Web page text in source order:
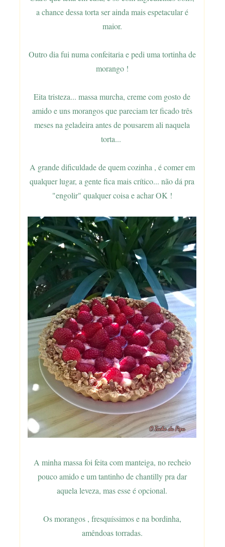
a chance dessa torta ser ainda mais espetacular é
maior.
Outro dia fui numa confeitaria e pedi uma tortinha de
morango !
Eita tristeza... massa murcha, creme com gosto de
amido e uns morangos que pareciam ter ficado três
meses na geladeira antes de pousarem ali naquela
torta...
A grande dificuldade de quem cozinha , é comer em
qualquer lugar, a gente fica mais crítico... não dá pra
"engolir" qualquer coisa e achar OK !
A minha massa foi feita com manteiga, no recheio
pouco amido e um tantinho de chantilly pra dar
aquela leveza, mas esse é opcional.
Os morangos , fresquíssimos e na bordinha,
amêndoas torradas.